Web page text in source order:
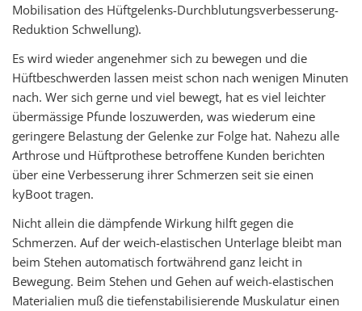
Mobilisation des Hüftgelenks-Durchblutungsverbesserung-
Reduktion Schwellung).
Es wird wieder angenehmer sich zu bewegen und die
Hüftbeschwerden lassen meist schon nach wenigen Minuten
nach. Wer sich gerne und viel bewegt, hat es viel leichter
übermässige Pfunde loszuwerden, was wiederum eine
geringere Belastung der Gelenke zur Folge hat. Nahezu alle
Arthrose und Hüftprothese betroffene Kunden berichten
über eine Verbesserung ihrer Schmerzen seit sie einen
kyBoot tragen.
Nicht allein die dämpfende Wirkung hilft gegen die
Schmerzen. Auf der weich-elastischen Unterlage bleibt man
beim Stehen automatisch fortwährend ganz leicht in
Bewegung. Beim Stehen und Gehen auf weich-elastischen
Materialien muß die tiefenstabilisierende Muskulatur einen